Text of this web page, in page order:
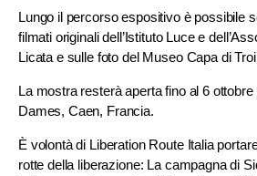
Lungo il percorso espositivo è possibile
filmati originali dell’Istituto Luce e
Licata e sulle foto del Museo Capa di
La mostra resterà aperta fino al 6 ottobre
Dames, Caen, Francia.
È volontà di Liberation Route Italia
rotte della liberazione: La campagna di